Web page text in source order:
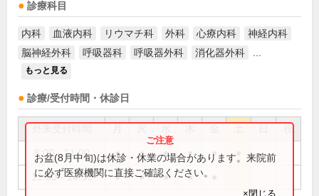
診療科目
内科 血液内科 リウマチ科 外科 心療内科
神経内科
脳神経外科
呼吸器科 呼吸器外科 消化器外科
もっと見る
診療/受付時間・休診日
祝
8:00～11:00 ● ● ● ● ●
11:00～14:30 ● ● ● ●
お盆(8月中旬)は休診・休業の場合があります。来院前
に必ず医療機関に直接ご確認ください。
×閉じる